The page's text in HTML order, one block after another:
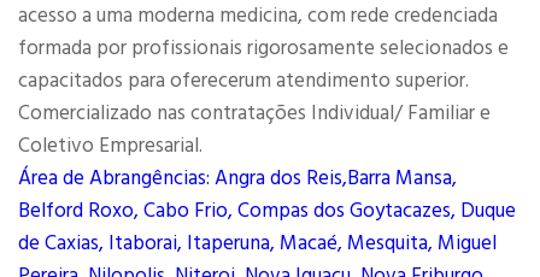
acesso a uma moderna medicina, com rede credenciada
formada por profissionais rigorosamente selecionados e
capacitados para oferecerum atendimento superior.
Comercializado nas contratações Individual/ Familiar e
Coletivo Empresarial.
Área de Abrangências: Angra dos Reis,Barra Mansa,
Belford Roxo, Cabo Frio, Compas dos Goytacazes, Duque
de Caxias, Itaborai, Itaperuna, Macaé, Mesquita, Miguel